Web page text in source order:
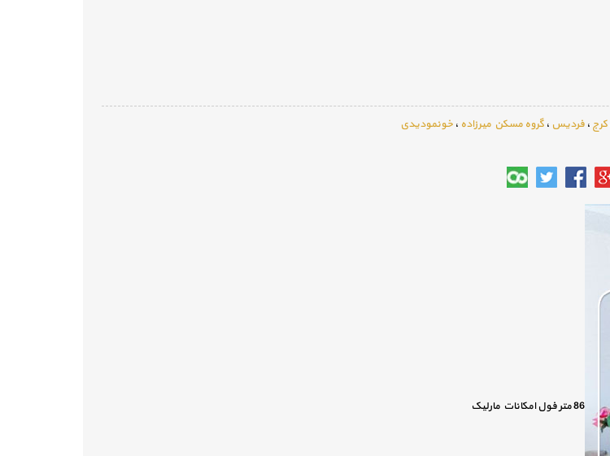
کرج ، فردیس ، گروه مسکن میرزاده ، خونمودیدی
86 متر فول امکانات مارلیک